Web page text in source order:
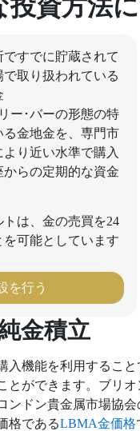
投資方法
すでに貯蔵されて
取り扱われている
ー･バーの形態の特
る金地金を、専門市
り近い水準で購入
らの定期的な資金
は、金の売買を24
可能としています
を行う
金積立
入機能を利用するこ
とができます。ブリ
ンドン貴金属市場協
格であるLBMA金価格